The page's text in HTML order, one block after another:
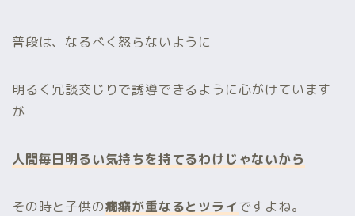
普段は、なるべく怒らないように
明るく冗談交じりで誘導できるように心がけています
が
人間毎日明るい気持ちを持てるわけじゃないから
その時と子供の癇癪が重なるとツライですよね。